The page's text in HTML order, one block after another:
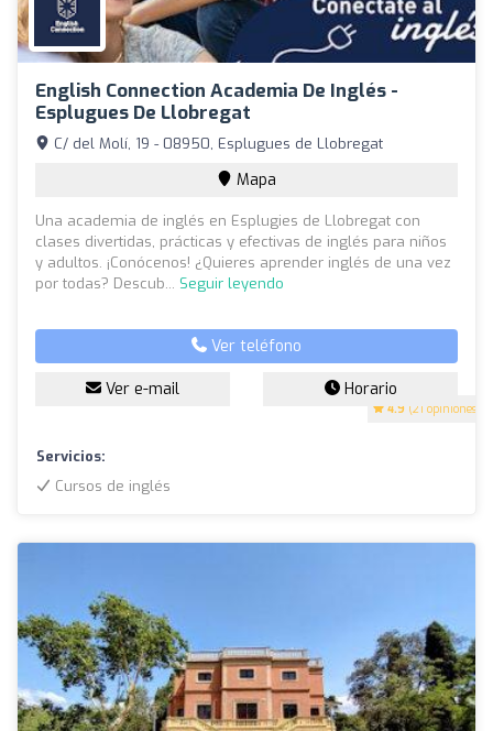
English Connection Academia De Inglés -
Esplugues De Llobregat
4.9 (21 opiniones)
C/ del Molí, 19 - 08950, Esplugues de Llobregat
Mapa
Una academia de inglés en Esplugies de Llobregat con
clases divertidas, prácticas y efectivas de inglés para niños
y adultos. ¡Conócenos! ¿Quieres aprender inglés de una vez
por todas? Descub... Seguir leyendo
Ver teléfono
Ver e-mail Horario
Servicios:
Cursos de inglés